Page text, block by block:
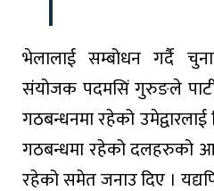
भेलालाई सम्बोधन गर्दै
संयोजक पदमसिं गुरुङले
गठबन्धनमा रहेको
गठबन्धमा रहेको दलहरुको
रहेको समेत जनाउ दिए ।